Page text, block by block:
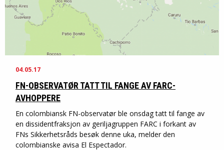
04.05.17
FN-OBSERVATØR TATT TIL FANGE AV FARC-
AVHOPPERE
En colombiansk FN-observatør ble onsdag tatt til fange av
en dissidentfraksjon av geriljagruppen FARC i forkant av
FNs Sikkerhetsråds besøk denne uka, melder den
colombianske avisa El Espectador.